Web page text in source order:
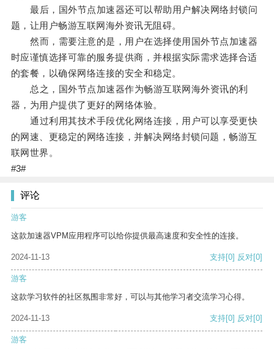
最后，国外节点加速器还可以帮助用户解决网络封锁问
题，让用户畅游互联网海外资讯无阻碍。
然而，需要注意的是，用户在选择使用国外节点加速器
时应谨慎选择可靠的服务提供商，并根据实际需求选择合适
的套餐，以确保网络连接的安全和稳定。
总之，国外节点加速器作为畅游互联网海外资讯的利
器，为用户提供了更好的网络体验。
通过利用其技术手段优化网络连接，用户可以享受更快
的网速、更稳定的网络连接，并解决网络封锁问题，畅游互
联网世界。
#3#
评论
游客
这款加速器VPM应用程序可以给你提供最高速度和安全性的连接。
2024-11-13 支持[0] 反对[0]
游客
这款学习软件的社区氛围非常好，可以与其他学习者交流学习心得。
2024-11-13 支持[0] 反对[0]
游客